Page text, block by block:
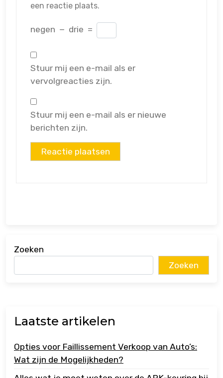
een reactie plaats.
negen − drie =
Stuur mij een e-mail als er
vervolgreacties zijn.
Stuur mij een e-mail als er nieuwe
berichten zijn.
Zoeken
Zoeken
Laatste artikelen
Opties voor Faillissement Verkoop van Auto’s:
Wat zijn de Mogelijkheden?